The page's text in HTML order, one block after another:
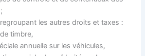
les autres droits et taxes :
timbre,
annuelle sur les véhicules,